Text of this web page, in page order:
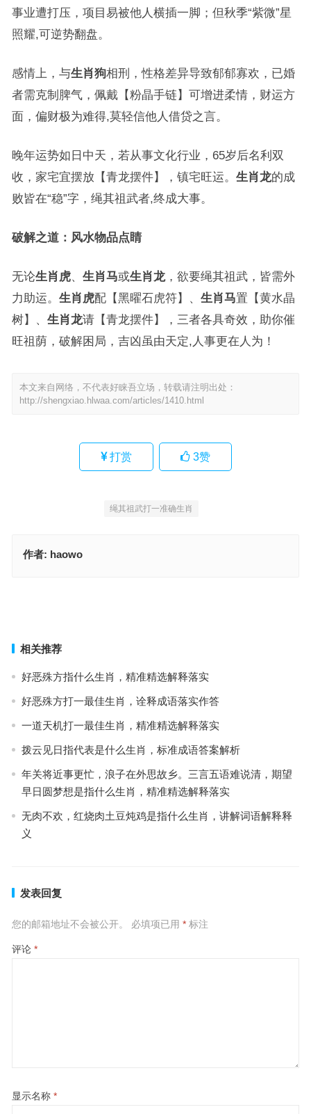
事业遭打压，项目易被他人横插一脚；但秋季“紫微”星
照耀,可逆势翻盘。
感情上，与生肖狗相刑，性格差异导致郁郁寡欢，已婚
者需克制脾气，佩戴【粉晶手链】可增进柔情，财运方
面，偏财极为难得,莫轻信他人借贷之言。
晚年运势如日中天，若从事文化行业，65岁后名利双
收，家宅宜摆放【青龙摆件】，镇宅旺运。 生肖龙的成
败皆在“稳”字，绳其祖武者,终成大事。
破解之道：风水物品点睛
无论生肖虎、 生肖马或生肖龙，欲要绳其祖武，皆需外
力助运。 生肖虎配【黑曜石虎符】、 生肖马置【黄水晶
树】、 生肖龙请【青龙摆件】，三者各具奇效，助你催
旺祖荫，破解困局，吉凶虽由天定,人事更在人为！
本文来自网络，不代表好睐吾立场，转载请注明出处：
http://shengxiao.hlwaa.com/articles/1410.html
打赏 3赞
绳其祖武打一准确生肖
作者: haowo
相关推荐
好恶殊方指什么生肖，精准精选解释落实
好恶殊方打一最佳生肖，诠释成语落实作答
一道天机打一最佳生肖，精准精选解释落实
拨云见日指代表是什么生肖，标准成语答案解析
年关将近事更忙，浪子在外思故乡。三言五语难说清，期望
早日圆梦想是指什么生肖，精准精选解释落实
无肉不欢，红烧肉土豆炖鸡是指什么生肖，讲解词语解释释
义
发表回复
您的邮箱地址不会被公开。 必填项已用 *标注
评论 *
显示名称 *